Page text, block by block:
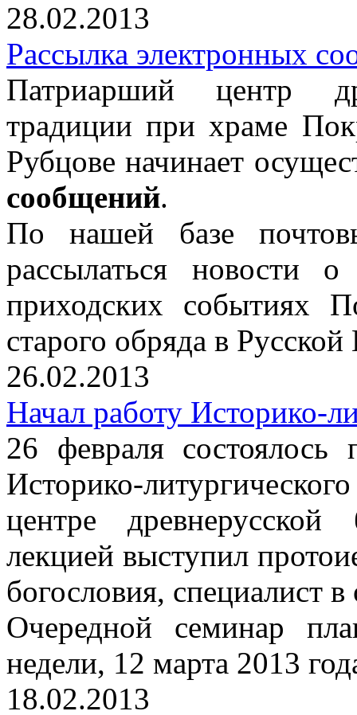
28.02.2013
Рассылка электронных
Патриарший центр
традиции при храме
Рубцове начинает
сообщений.
По нашей базе
рассылаться новости
приходских событиях
старого обряда в
26.02.2013
Начал работу Историко-
26 февраля состоялось
Историко-
центре
лекцией выступил
богословия, специалист
Очередной семинар
недели, 12 марта 2013
18.02.2013